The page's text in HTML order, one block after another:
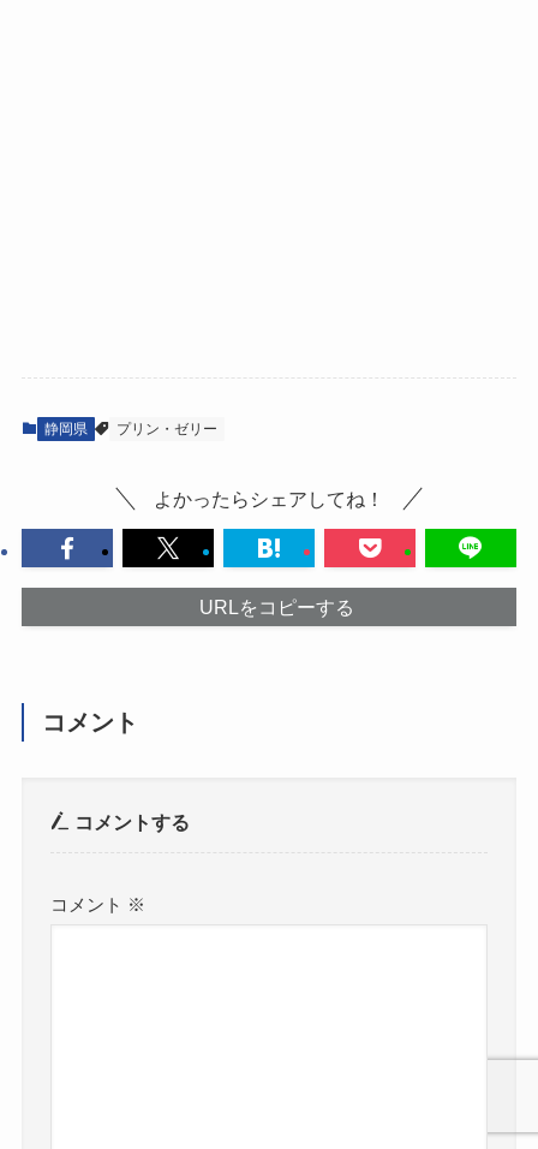
静岡県 プリン・ゼリー
よかったらシェアしてね！
URLをコピーする
コメント
コメントする
コメント ※